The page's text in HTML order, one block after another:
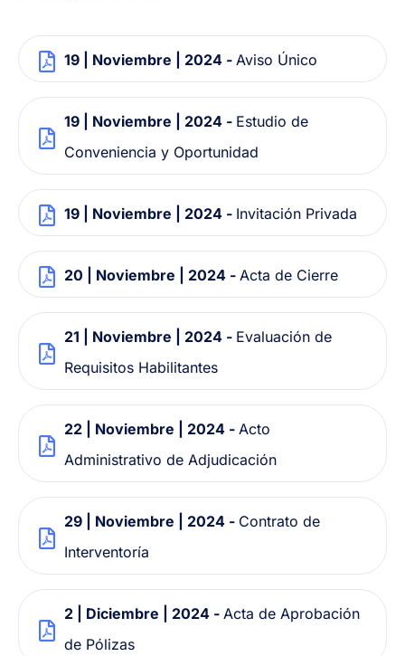
19 | Noviembre | 2024 - Aviso Único
19 | Noviembre | 2024 - Estudio de
Conveniencia y Oportunidad
19 | Noviembre | 2024 - Invitación Privada
20 | Noviembre | 2024 - Acta de Cierre
21 | Noviembre | 2024 - Evaluación de
Requisitos Habilitantes
22 | Noviembre | 2024 - Acto
Administrativo de Adjudicación
29 | Noviembre | 2024 - Contrato de
Interventoría
2 | Diciembre | 2024 - Acta de Aprobación
de Pólizas